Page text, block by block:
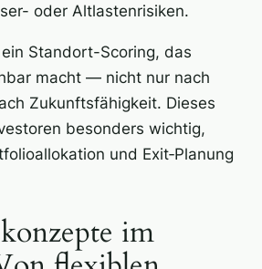
oder Altlastenrisiken.
Standort-Scoring, das
macht — nicht nur nach
Zukunftsfähigkeit. Dieses
besonders wichtig,
und Exit‑Planung
im